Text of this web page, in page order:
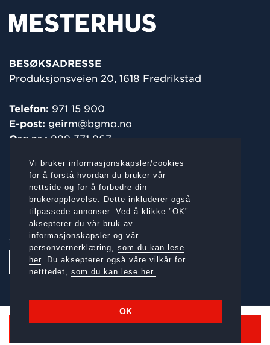
Vi bruker informasjonskapsler/cookies
for å forstå hvordan du bruker vår
nettside og for å forbedre din
brukeropplevelse. Dette inkluderer også
tilpassede annonser. Ved å klikke "OK"
aksepterer du vår bruk av
informasjonskapsler og vår
personvernerklæring, som du kan lese
her . Du aksepterer også våre vilkår for
netttedet, som du kan lese her.
OK
BESØKSADRESSE
Produksjonsveien 20, 1618 Fredrikstad
Telefon: 971 15 900
E-post: geirm@bgmo.no
Org.nr.: 989 371 967
POST-/FAKTURAADRESSE
Produksjonsveien 20, 1618 Fredrikstad
SOSIALE MEDIER: